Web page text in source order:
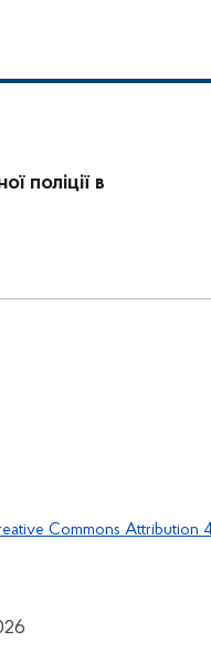
поліції в
Commons Attribution